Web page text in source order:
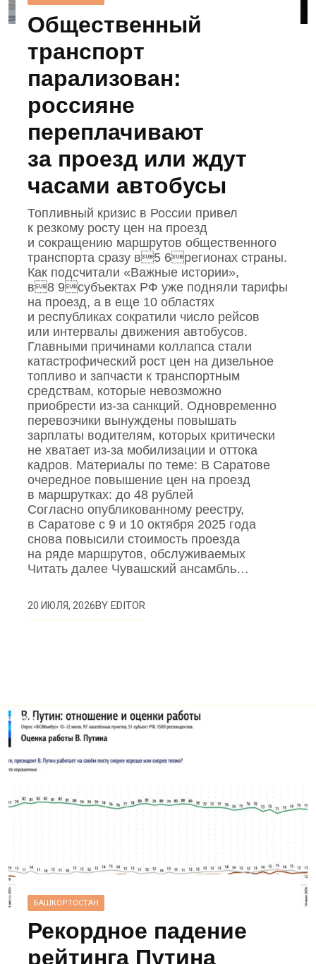
Общественный
транспорт
парализован:
россияне
переплачивают
за проезд или ждут
часами автобусы
Топливный кризис в России привел
к резкому росту цен на проезд
и сокращению маршрутов общественного
транспорта сразу в5 6регионах страны.
Как подсчитали «Важные истории»,
в8 9субъектах РФ уже подняли тарифы
на проезд, а в еще 10 областях
и республиках сократили число рейсов
или интервалы движения автобусов.
Главными причинами коллапса стали
катастрофический рост цен на дизельное
топливо и запчасти к транспортным
средствам, которые невозможно
приобрести из‑за санкций. Одновременно
перевозчики вынуждены повышать
зарплаты водителям, которых критически
не хватает из‑за мобилизации и оттока
кадров. Материалы по теме: В Саратове
очередное повышение цен на проезд
в маршрутках: до 48 рублей
Согласно опубликованному реестру,
в Саратове с 9 и 10 октября 2025 года
снова повысили стоимость проезда
на ряде маршрутов, обслуживаемых
Читать далее Чувашский ансамбль…
20 ИЮЛЯ, 2026BYEDITOR
БАШКОРТОСТАН
Рекордное падение
рейтинга Путина